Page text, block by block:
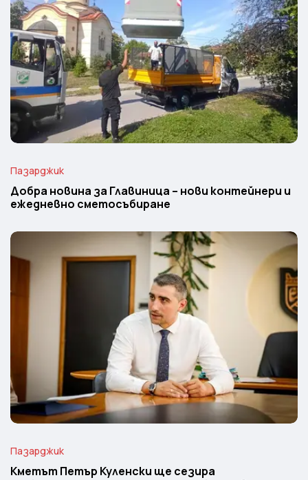
Пазарджик
Добра новина за Главиница – нови контейнери и
ежедневно сметосъбиране
Пазарджик
Кметът Петър Куленски ще сезира